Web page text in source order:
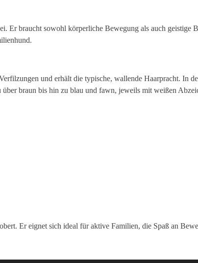
Er braucht sowohl körperliche Bewegung als auch geistige
und erhält die typische, wallende Haarpracht. In
braun bis hin zu blau und fawn, jeweils mit weißen
Er eignet sich ideal für aktive Familien, die Spaß an